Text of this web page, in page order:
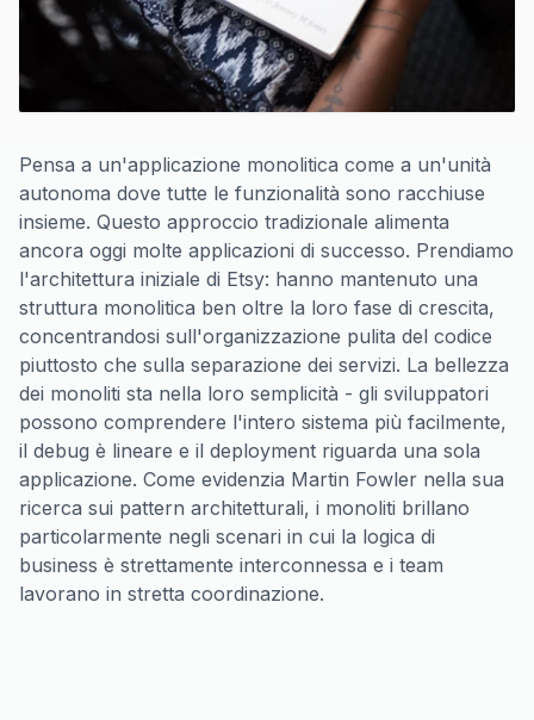
Pensa a un'applicazione monolitica come a un'unità
autonoma dove tutte le funzionalità sono racchiuse
insieme. Questo approccio tradizionale alimenta
ancora oggi molte applicazioni di successo. Prendiamo
l'architettura iniziale di Etsy: hanno mantenuto una
struttura monolitica ben oltre la loro fase di crescita,
concentrandosi sull'organizzazione pulita del codice
piuttosto che sulla separazione dei servizi. La bellezza
dei monoliti sta nella loro semplicità - gli sviluppatori
possono comprendere l'intero sistema più facilmente,
il debug è lineare e il deployment riguarda una sola
applicazione. Come evidenzia Martin Fowler nella sua
ricerca sui pattern architetturali, i monoliti brillano
particolarmente negli scenari in cui la logica di
business è strettamente interconnessa e i team
lavorano in stretta coordinazione.